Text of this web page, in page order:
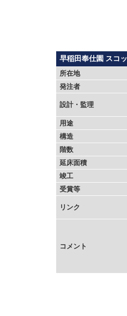
早稲田奉仕園 スコ
所在地
発注者
設計・監理
用途
構造
階数
延床面積
竣工
受賞等
リンク
コメント